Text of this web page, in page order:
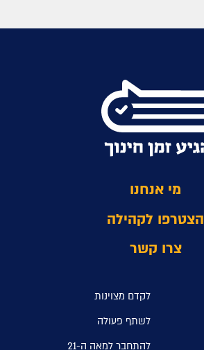
מי אנחנו
הצטרפו לקהילה
צרו קשר
לקדם מצוינות
לשתף פעולה
להתחבר למאה ה-21